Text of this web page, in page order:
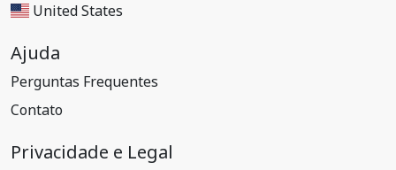
United States
Ajuda
Perguntas Frequentes
Contato
Privacidade e Legal